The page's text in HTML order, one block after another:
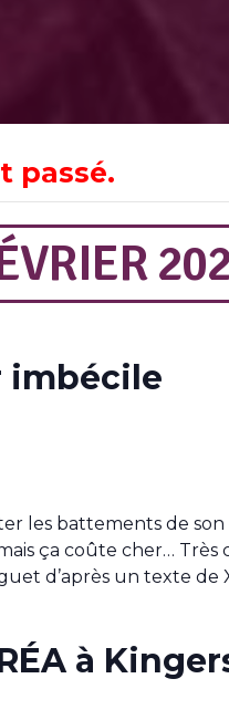
passé.
les battements de
ça coûte cher…
d’après un texte de
à